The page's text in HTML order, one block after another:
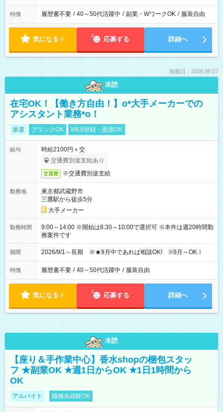
特徴 履歴書不要 / 40～50代活躍中 / 副業・WワークOK / 服装自由
気になる！ 応募する 詳細へ
掲載日：2026.08.07
未読
在宅OK！【働き方自由！】o*大手メーカーでの
アシスタント業務*o！
派遣 ブランクOK WEB登録・面接OK
給与
時給2100円＋交
交通費別途支給あり
交通費 ※交通費別途支給
勤務地
東京都武蔵野市
三鷹駅から徒歩5分
大手メーカー
勤務時間
9:00～14:00 ※開始は8:30～10:00で選択可 ※本件は週20時間勤
務案件です
期間 2026/9/1～長期 ※★9月中であれば相談OK! ※9月～OK！
特徴 履歴書不要 / 40～50代活躍中 / 服装自由
気になる！ 応募する 詳細へ
未読
【座り＆手作業中心】香水shopの梱包スタッ
フ ★副業OK ★週1日からOK ★1日1時間から
OK
アルバイト 職種未経験OK